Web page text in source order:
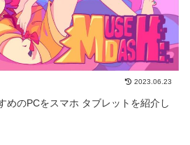
2023.06.23
めのPCをスマホ タブレットを紹介し